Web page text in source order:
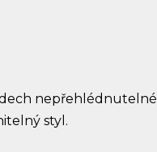
nepřehlédnutelné
styl.